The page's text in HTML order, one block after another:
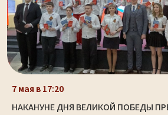
7 мая в 17:20
НАКАНУНЕ ДНЯ ВЕЛИКОЙ ПОБЕДЫ